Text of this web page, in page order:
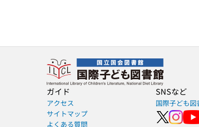
ガイド
アクセス
サイトマップ
よくある質問
SNSなど
国際子ども